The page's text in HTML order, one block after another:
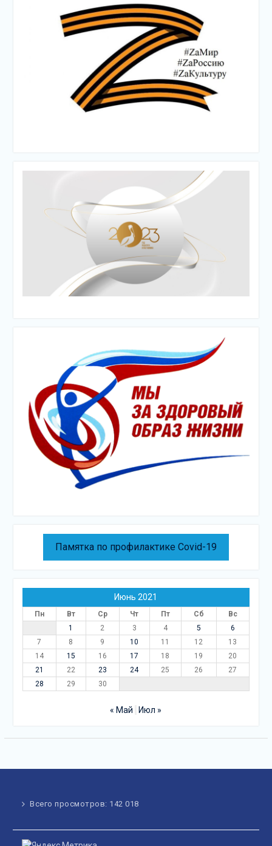
Памятка по профилактике Covid-19
Июнь 2021
Пн Вт Ср Чт Пт Сб
Вс
1
2 3 4 5
6
7
8 9 10 11 12
13
14
15 16 17 18 19
20
21
22 23 24 25 26
27
28
29 30
« Май Июл »
Всего просмотров: 142 018